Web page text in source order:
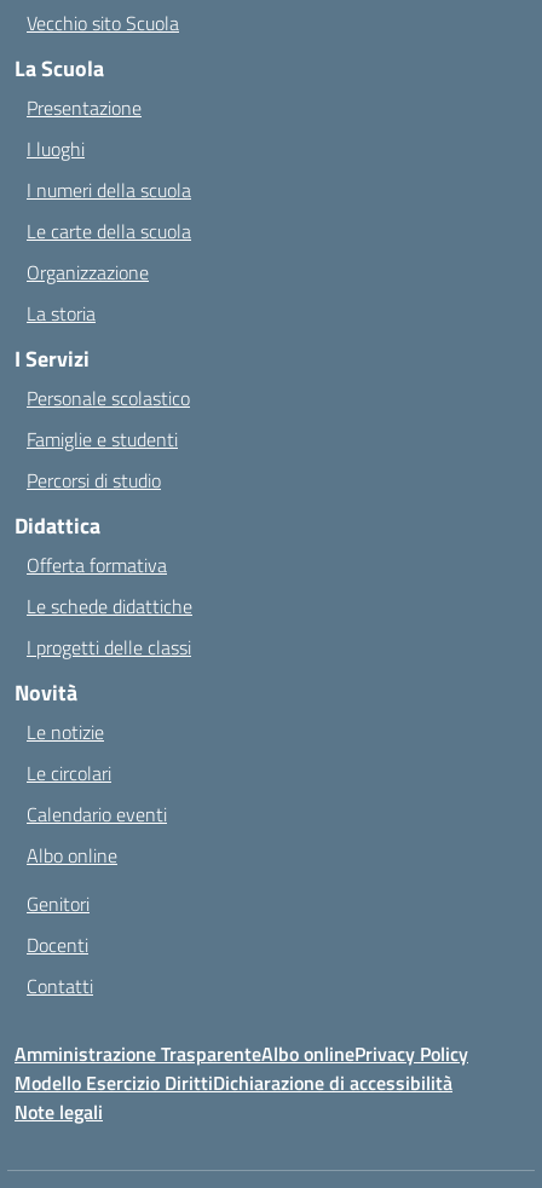
Vecchio sito Scuola
La Scuola
Presentazione
I luoghi
I numeri della scuola
Le carte della scuola
Organizzazione
La storia
I Servizi
Personale scolastico
Famiglie e studenti
Percorsi di studio
Didattica
Offerta formativa
Le schede didattiche
I progetti delle classi
Novità
Le notizie
Le circolari
Calendario eventi
Albo online
Genitori
Docenti
Contatti
Amministrazione TrasparenteAlbo onlinePrivacy Policy
Modello Esercizio DirittiDichiarazione di accessibilità
Note legali